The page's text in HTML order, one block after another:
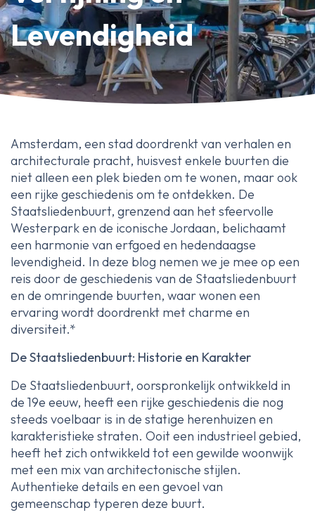
Levendigheid
Amsterdam, een stad doordrenkt van verhalen en
architecturale pracht, huisvest enkele buurten die
niet alleen een plek bieden om te wonen, maar ook
een rijke geschiedenis om te ontdekken. De
Staatsliedenbuurt, grenzend aan het sfeervolle
Westerpark en de iconische Jordaan, belichaamt
een harmonie van erfgoed en hedendaagse
levendigheid. In deze blog nemen we je mee op een
reis door de geschiedenis van de Staatsliedenbuurt
en de omringende buurten, waar wonen een
ervaring wordt doordrenkt met charme en
diversiteit.*
De Staatsliedenbuurt: Historie en Karakter
De Staatsliedenbuurt, oorspronkelijk ontwikkeld in
de 19e eeuw, heeft een rijke geschiedenis die nog
steeds voelbaar is in de statige herenhuizen en
karakteristieke straten. Ooit een industrieel gebied,
heeft het zich ontwikkeld tot een gewilde woonwijk
met een mix van architectonische stijlen.
Authentieke details en een gevoel van
gemeenschap typeren deze buurt.
Erfpachtdeskundige
Gerechtelijke deskundige
Over Ameo makelaars
Onze reviews
Contact